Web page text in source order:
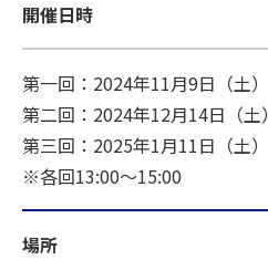
開催日時
第一回：2024年11月9日（土）
第二回：2024年12月14日（土）
第三回：2025年1月11日（土）
※各回13:00～15:00
場所